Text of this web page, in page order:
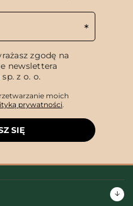
zgodę na
newslettera
z o. o.
moich
prywatności.
SIĘ